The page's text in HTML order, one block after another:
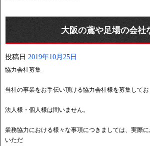
大阪の鳶や足場の会社
投稿日 2019年10月25日
協力会社募集
当社の事業をお手伝い頂ける協力会社様を募集してお
法人様・個人様は問いません。
業務協力における様々な事項につきましては、実際
いただ